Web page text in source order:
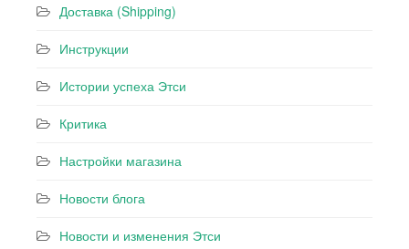
Доставка (Shipping)
Инструкции
Истории успеха Этси
Критика
Настройки магазина
Новости блога
Новости и изменения Этси